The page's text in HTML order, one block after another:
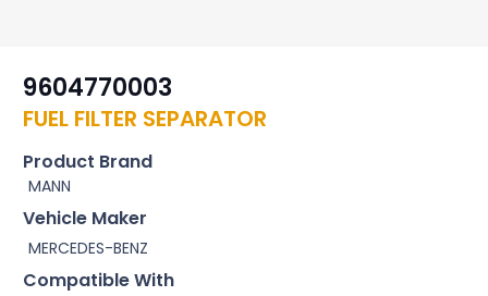
9604770003
FUEL FILTER SEPARATOR
Product Brand
MANN
Vehicle Maker
MERCEDES-BENZ
Compatible With